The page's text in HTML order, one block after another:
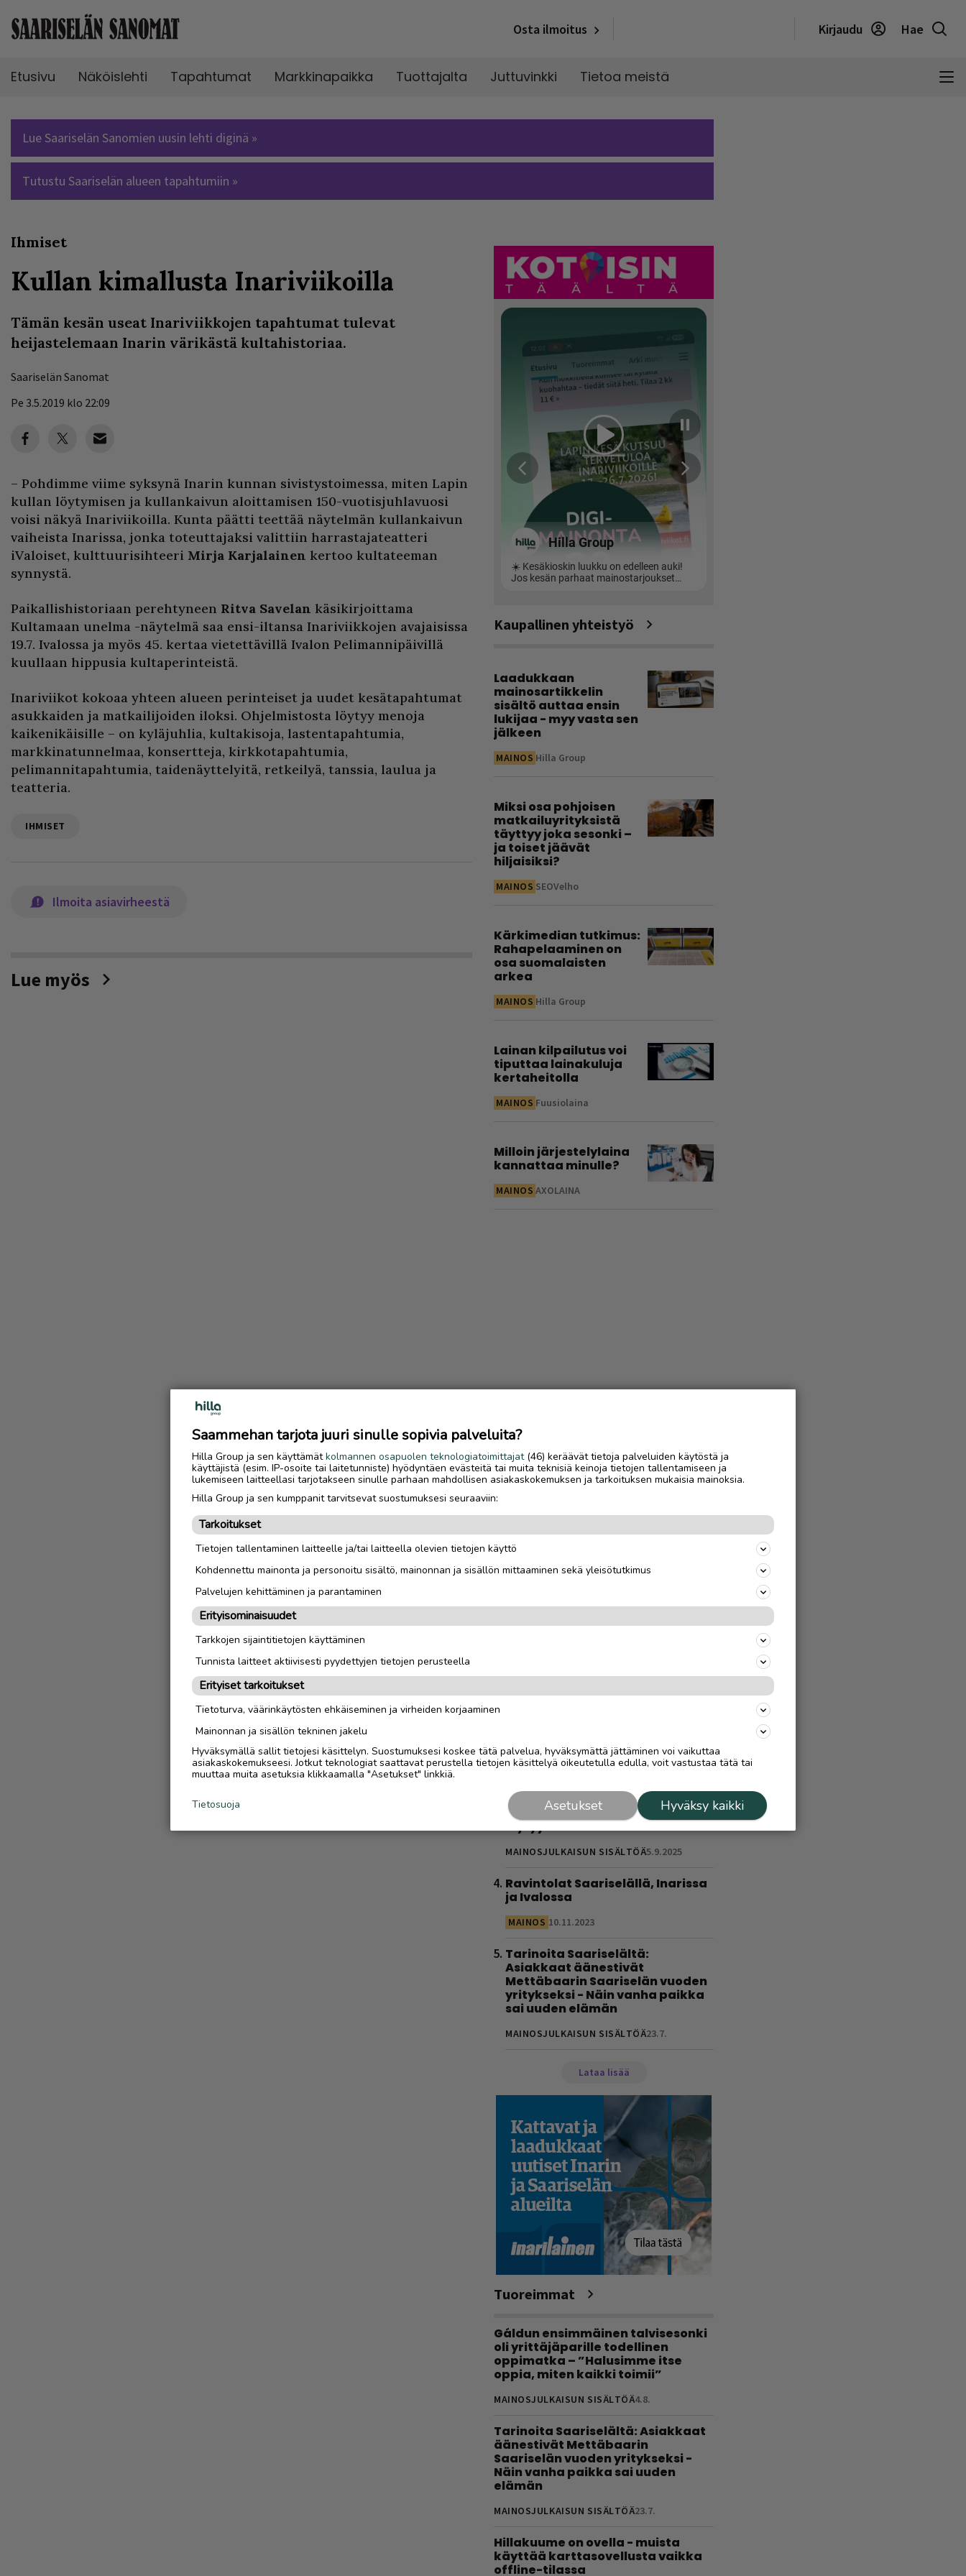
Osta ilmoitus Kirjaudu Hae
Etusivu Näköislehti Tapahtumat Markkinapaikka Tuottajalta Juttuvinkki Tietoa meistä
Lue Saariselän Sanomien uusin lehti diginä »
Tutustu Saariselän alueen tapahtumiin »
Ihmiset
Kullan kimallusta Inariviikoilla
Tämän kesän useat Inariviikkojen tapahtumat tulevat
heijastelemaan Inarin värikästä kultahistoriaa.
Saariselän Sanomat
Pe 3.5.2019 klo 22:09
– Pohdimme viime syksynä Inarin kunnan sivistystoimessa, miten Lapin
kullan löytymisen ja kullankaivun aloittamisen 150-vuotisjuhlavuosi
voisi näkyä Inariviikoilla. Kunta päätti teettää näytelmän kullankaivun
vaiheista Inarissa, jonka toteuttajaksi valittiin harrastajateatteri
iValoiset, kulttuurisihteeri Mirja Karjalainen kertoo kultateeman
synnystä.
Paikallishistoriaan perehtyneen Ritva Savelan käsikirjoittama
Kultamaan unelma -näytelmä saa ensi-iltansa Inariviikkojen avajaisissa
19.7. Ivalossa ja myös 45. kertaa vietettävillä Ivalon Pelimannipäivillä
kuullaan hippusia kultaperinteistä.
Inariviikot kokoaa yhteen alueen perinteiset ja uudet kesätapahtumat
asukkaiden ja matkailijoiden iloksi. Ohjelmistosta löytyy menoja
kaikenikäisille – on kyläjuhlia, kultakisoja, lastentapahtumia,
markkinatunnelmaa, konsertteja, kirkkotapahtumia,
pelimannitapahtumia, taidenäyttelyitä, retkeilyä, tanssia, laulua ja
teatteria.
IHMISET
Ilmoita asiavirheestä
Lue myös
Kaupallinen yhteistyö
Laadukkaan
mainosartikkelin
sisältö auttaa ensin
lukijaa - myy vasta sen
jälkeen
MAINOS Hilla Group
Miksi osa pohjoisen
matkailuyrityksistä
täyttyy joka sesonki –
ja toiset jäävät
hiljaisiksi?
MAINOS SEOVelho
Kärkimedian tutkimus:
Rahapelaaminen on
osa suomalaisten
arkea
MAINOS Hilla Group
Lainan kilpailutus voi
tiputtaa lainakuluja
kertaheitolla
MAINOS Fuusiolaina
Milloin järjestelylaina
kannattaa minulle?
MAINOS AXOLAINA
Luetuimmat
talvisesonki oli yrittäjäparille
”Halusimme itse oppia, miten
MAINOS 11.3.2024
Saariselälle – viisi
latauspaikkaa, joista virtaa
löytyy varmasti
MAINOSJULKAISUN SISÄLTÖÄ5.9.2025
Ravintolat Saariselällä, Inarissa
ja Ivalossa
MAINOS 10.11.2023
Tarinoita Saariselältä:
Asiakkaat äänestivät
Mettäbaarin Saariselän vuoden
yritykseksi - Näin vanha paikka
sai uuden elämän
MAINOSJULKAISUN SISÄLTÖÄ23.7.
Lataa lisää
Tuoreimmat
Gáldun ensimmäinen talvisesonki
oli yrittäjäparille todellinen
oppimatka – ”Halusimme itse
oppia, miten kaikki toimii”
MAINOSJULKAISUN SISÄLTÖÄ4.8.
Tarinoita Saariselältä: Asiakkaat
äänestivät Mettäbaarin
Saariselän vuoden yritykseksi -
Näin vanha paikka sai uuden
elämän
MAINOSJULKAISUN SISÄLTÖÄ23.7.
Hillakuume on ovella - muista
käyttää karttasovellusta vaikka
offline-tilassa
Saammehan tarjota juuri sinulle sopivia palveluita?
Hilla Group ja sen käyttämätkolmannen osapuolen teknologiatoimittajat(46) keräävät tietoja palveluiden käytöstä ja
käyttäjistä (esim. IP-osoite tai laitetunniste) hyödyntäen evästeitä tai muita teknisiä keinoja tietojen tallentamiseen ja
lukemiseen laitteellasi tarjotakseen sinulle parhaan mahdollisen asiakaskokemuksen ja tarkoituksen mukaisia mainoksia.
Hilla Group ja sen kumppanit tarvitsevat suostumuksesi seuraaviin:
Tarkoitukset
Tietojen tallentaminen laitteelle ja/tai laitteella olevien tietojen käyttö
Kohdennettu mainonta ja personoitu sisältö, mainonnan ja sisällön mittaaminen sekä yleisötutkimus
Palvelujen kehittäminen ja parantaminen
Erityisominaisuudet
Tarkkojen sijaintitietojen käyttäminen
Tunnista laitteet aktiivisesti pyydettyjen tietojen perusteella
Erityiset tarkoitukset
Tietoturva, väärinkäytösten ehkäiseminen ja virheiden korjaaminen
Mainonnan ja sisällön tekninen jakelu
Hyväksymällä sallit tietojesi käsittelyn. Suostumuksesi koskee tätä palvelua, hyväksymättä jättäminen voi vaikuttaa
asiakaskokemukseesi. Jotkut teknologiat saattavat perustella tietojen käsittelyä oikeutetulla edulla, voit vastustaa tätä tai
muuttaa muita asetuksia klikkaamalla "Asetukset" linkkiä.
Hyväksy kaikki
Asetukset
Tietosuoja